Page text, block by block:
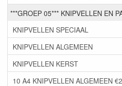
***GROEP 05*** KNIPVELLEN EN
KNIPVELLEN SPECIAAL
KNIPVELLEN ALGEMEEN
KNIPVELLEN KERST
10 A4 KNIPVELLEN ALGEMEEN